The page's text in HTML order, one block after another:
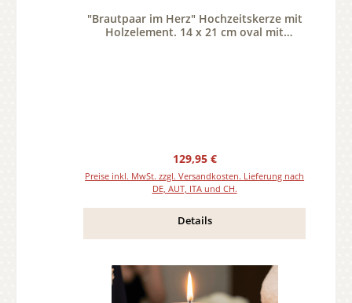
"Brautpaar im Herz" Hochzeitskerze mit
Holzelement. 14 x 21 cm oval mit
Regulärer Preis:
129,95 €
Preise inkl. MwSt. zzgl. Versandkosten. Lieferung nach
DE, AUT, ITA und CH.
Details